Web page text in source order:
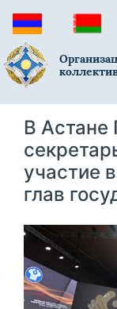
В Астане
участие
глав